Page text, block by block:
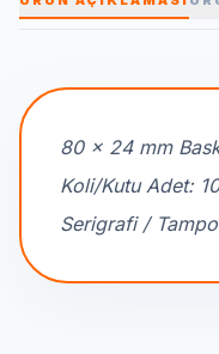
80 x 24 mm
Koli/Kutu Adet:
Serigrafi /